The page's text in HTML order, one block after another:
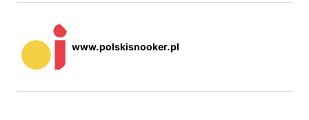
www.polskisnooker.pl